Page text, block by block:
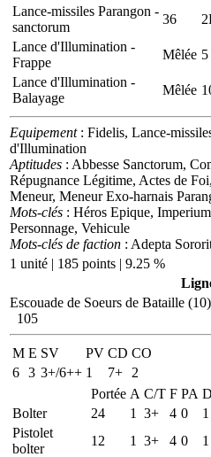
Lance-missiles Parangon -
sanctorum
36
Lance d'Illumination -
Frappe
Mêlée 5
Lance d'Illumination -
Balayage
Mêlée
Equipement: Fidelis, Lance-
d'Illumination
Aptitudes : Abbesse Sanctorum,
Répugnance Légitime, Actes de
Meneur, Meneur Exo-harnais
Mots-clés : Héros Epique,
Personnage, Vehicule
Mots-clés de faction : Adepta
1 unité | 185 points | 9.25 %
Escouade de Soeurs de Bataille (10)
105
M E SV PV CD CO
6 3 3+/6++ 1 7+
2
Portée A C/T F PA D
Bolter
24 1 3+ 4 0 1
Pistolet
bolter
12 1 3+ 4 0 1